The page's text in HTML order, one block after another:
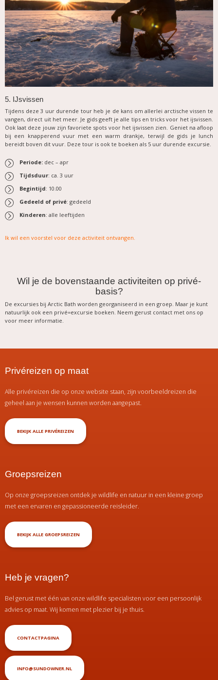
5. IJsvissen
Tijdens deze 3 uur durende tour heb je de kans om allerlei arctische vissen te
vangen, direct uit het meer. Je gids geeft je alle tips en tricks voor het ijsvissen.
Ook laat deze jouw zijn favoriete spots voor het ijsvissen zien. Geniet na afloop
bij een knapperend vuur met een warm drankje, terwijl de gids je lunch
bereidt boven dit vuur. Deze tour is ook te boeken als 5 uur durende excursie.
Periode: dec – apr
Tijdsduur: ca. 3 uur
Begintijd: 10.00
Gedeeld of privé: gedeeld
Kinderen: alle leeftijden
Ik wil een voorstel voor deze activiteit ontvangen
Wil je de bovenstaande activiteiten op privé-
basis?
De excursies bij Arctic Bath worden georganiseerd in een groep. Maar je kunt
natuurlijk ook een privé=excursie boeken. Neem gerust contact met ons op
voor meer informatie.
Privéreizen op maat
Alle privéreizen die op onze website staan, zijn voorbeeldreizen die
geheel aan je wensen kunnen worden aangepast.
BEKIJK ALLE PRIVÉREIZEN
Groepsreizen
Op onze groepsreizen ontdek je wildlife en natuur in een kleine groep
met een ervaren en gepassioneerde reisleider.
BEKIJK ALLE GROEPSREIZEN
Heb je vragen?
Bel gerust met één van onze wildlife specialisten voor een persoonlijk
advies op maat. Wij komen met plezier bij je thuis.
CONTACTPAGINA
INFO@SUNDOWNER.NL